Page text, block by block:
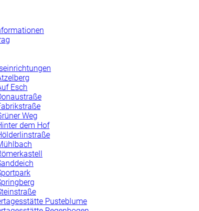
Esch
Weg
dem Hof
Pusteblume